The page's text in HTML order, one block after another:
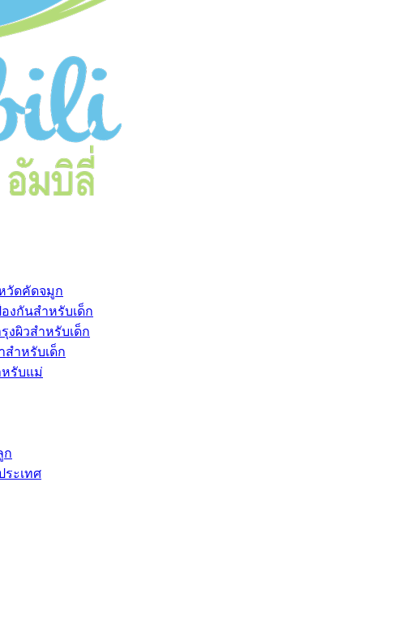
วัดคัดจมูก
งกันสำหรับเด็ก
งผิวสำหรับเด็ก
สำหรับเด็ก
หรับแม่
ก
ระเทศ